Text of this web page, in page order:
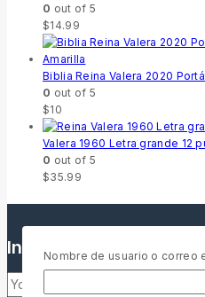
0 out of 5
$14.99
Biblia Reina Valera 2020
0 out of 5
$10
Valera 1960 Letra grande 12
0 out of 5
$35.99
Inscríbete a nuestro
Nombre de usuario o correo